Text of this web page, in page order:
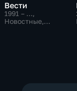
Вести
1991 – …,
Новостные,